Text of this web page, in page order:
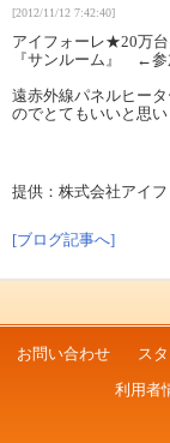
[2012/11/12 7:42:40]
アイフォーレ★20万
『サンルーム』 ←参
遠赤外線パネルヒー
のでとてもいいと思
提供：株式会社アイ
[ブログ記事へ]
お問い合わせ ス
利用者